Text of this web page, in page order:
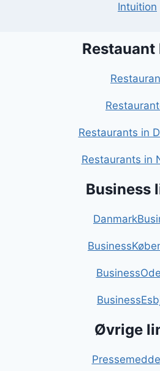
Intuition
Restauant
Restaurants in
Restaurants in
Business
Øvrige